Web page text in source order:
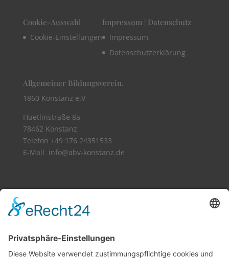
Cookie-Auswahl
Cookie-Einstellungen
Impressum | Datenschutz
Impressum
Datenschutzerklärung
Allgemeiner Bildungsverein.
1860 Konstanz e.V
Hüetlinstraße 8a
78462 Konstanz
Telefon +49 176 24351533​
E-Mail info@abv-konstanz.de
Vollbild